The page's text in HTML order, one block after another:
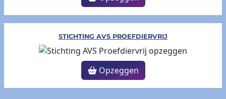
STICHTING AVS PROEFDIERVRIJ
Opzeggen